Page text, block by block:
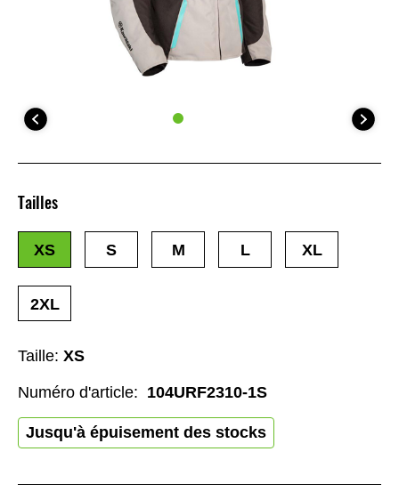
Taille: XS
Jusqu'à épuisement des stocks
Tailles
XS S M L XL
2XL
Numéro d'article: 104URF2310-1S